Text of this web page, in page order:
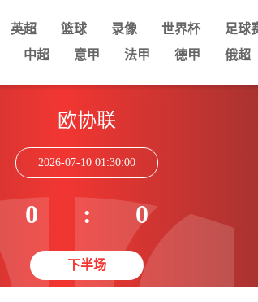
英超 篮球 录像 世界杯
足球
中超 意甲 法甲 德甲 俄超
欧协联
2026-07-10 01:30:00
0 : 0
下半场